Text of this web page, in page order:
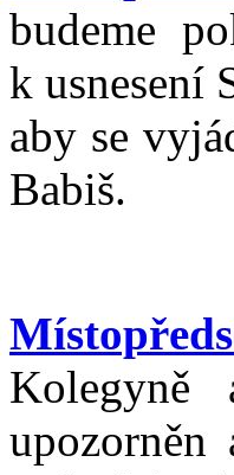
budeme
k usnesení
aby se
Babiš.
Kolegyně